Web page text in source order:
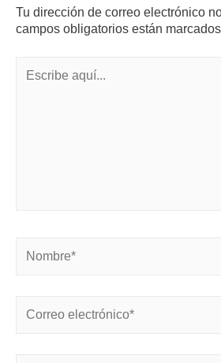
Tu dirección de correo electrónico
campos obligatorios están